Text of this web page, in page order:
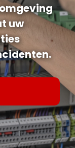
uw